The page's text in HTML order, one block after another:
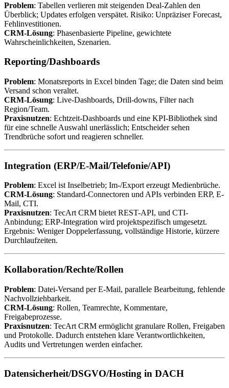
Problem: Tabellen verlieren mit steigenden Deal-Zahlen den
Überblick; Updates erfolgen verspätet. Risiko: Unpräziser Forecast,
Fehlinvestitionen.
CRM-Lösung: Phasenbasierte Pipeline, gewichtete
Wahrscheinlichkeiten, Szenarien.
Reporting/Dashboards
Problem: Monatsreports in Excel binden Tage; die Daten sind beim
Versand schon veraltet.
CRM-Lösung: Live-Dashboards, Drill-downs, Filter nach
Region/Team.
Praxisnutzen: Echtzeit-Dashboards und eine KPI-Bibliothek sind
für eine schnelle Auswahl unerlässlich; Entscheider sehen
Trendbrüche sofort und reagieren schneller.
Integration (ERP/E-Mail/Telefonie/API)
Problem: Excel ist Inselbetrieb; Im-/Export erzeugt Medienbrüche.
CRM-Lösung: Standard-Connectoren und APIs verbinden ERP, E-
Mail, CTI.
Praxisnutzen: TecArt CRM bietet REST-API, und CTI-
Anbindung; ERP-Integration wird projektspezifisch umgesetzt.
Ergebnis: Weniger Doppelerfassung, vollständige Historie, kürzere
Durchlaufzeiten.
Kollaboration/Rechte/Rollen
Problem: Datei-Versand per E-Mail, parallele Bearbeitung, fehlende
Nachvollziehbarkeit.
CRM-Lösung: Rollen, Teamrechte, Kommentare,
Freigabeprozesse.
Praxisnutzen: TecArt CRM ermöglicht granulare Rollen, Freigaben
und Protokolle. Dadurch entstehen klare Verantwortlichkeiten,
Audits und Vertretungen werden einfacher.
Datensicherheit/DSGVO/Hosting in DACH